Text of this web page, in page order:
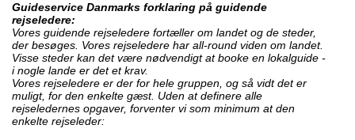
Guideservice Danmarks forklaring på guidende
rejseledere:
Vores guidende rejseledere fortæller om landet og de steder,
der besøges. Vores rejseledere har all-round viden om landet.
Visse steder kan det være nødvendigt at booke en lokalguide -
i nogle lande er det et krav.
Vores rejseledere er der for hele gruppen, og så vidt det er
muligt, for den enkelte gæst. Uden at definere alle
rejseledernes opgaver, forventer vi som minimum at den
enkelte rejseleder: